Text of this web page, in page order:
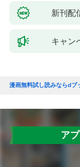
新刊配
キャン
漫画無料試し読みならdブ
ア